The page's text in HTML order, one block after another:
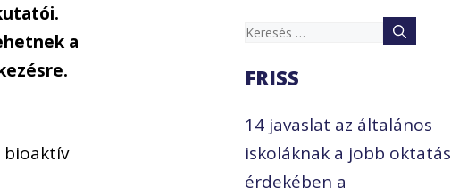
a
Keresés:
FRISS
14 javaslat az általános
iskoláknak a jobb oktatás
érdekében a